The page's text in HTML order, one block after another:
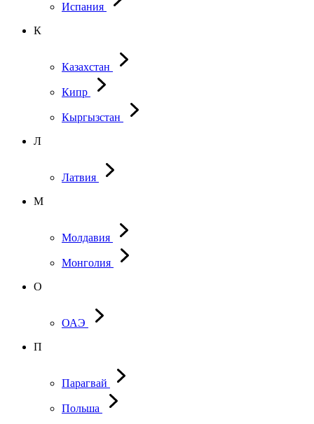
Испания
К
Казахстан
Кипр
Кыргызстан
Л
Латвия
М
Молдавия
Монголия
О
ОАЭ
П
Парагвай
Польша